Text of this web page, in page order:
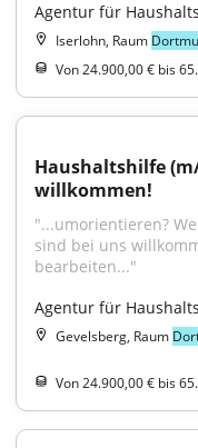
Agentur für
Iserlohn, Raum
Von 24.900,00 € bis
Haushaltshilfe
willkommen!
"...umorientieren?
sind bei uns
bearbeiten..."
Agentur für
Gevelsberg, Raum
Von 24.900,00 € bis